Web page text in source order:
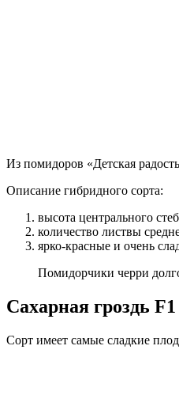
Из помидоров «Детская
Описание гибридного сорта:
высота центрального
количество листвы
ярко-красные и очень
Помидорчики черри
Сахарная гроздь F1
Сорт имеет самые сладкие